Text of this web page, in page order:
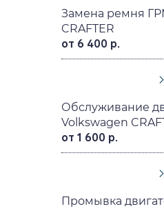
Замена ремня
CRAFTER
от 6 400 р.
Обслуживание
Volkswagen
от 1 600 р.
Промывка